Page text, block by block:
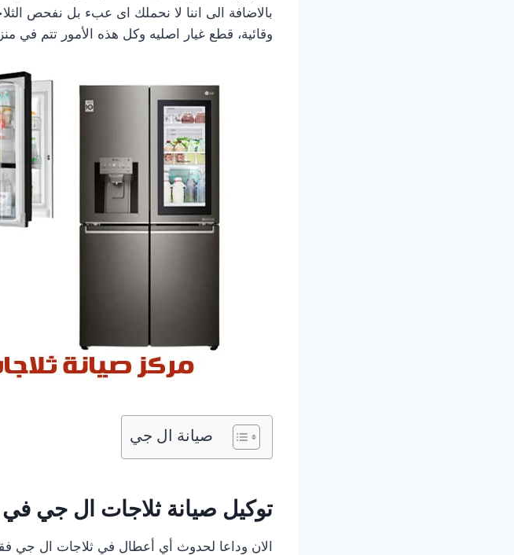
بالاضافة الى اننا لا نحملك اى عبء بل نفحص
وقائية، قطع غيار اصليه وكل هذه الأمور تتم في
صيانة ال جي
توكيل صيانة ثلاجات ال جي في
الان وداعا لحدوث أي أعطال في ثلاجات ال جي